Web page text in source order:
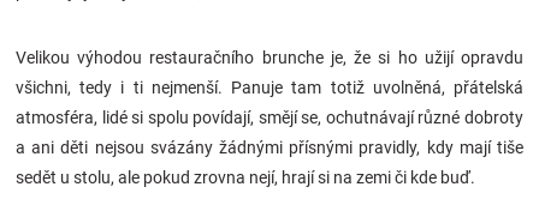
Velikou výhodou restauračního brunche je, že si ho užijí opravdu
všichni, tedy i ti nejmenší. Panuje tam totiž uvolněná, přátelská
atmosféra, lidé si spolu povídají, smějí se, ochutnávají různé dobroty
a ani děti nejsou svázány žádnými přísnými pravidly, kdy mají tiše
sedět u stolu, ale pokud zrovna nejí, hrají si na zemi či kde buď.